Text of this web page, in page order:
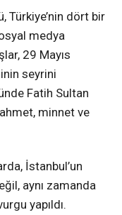
Türkiye’nin dört bir
medya
29 Mayıs
seyrini
Fatih Sultan
minnet ve
İstanbul’un
aynı zamanda
yapıldı.